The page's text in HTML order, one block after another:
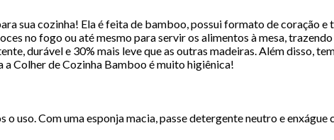
sua cozinha! Ela é feita de bamboo, possui formato de coração
no fogo ou até mesmo para servir os alimentos à mesa,
durável e 30% mais leve que as outras madeiras. Além disso,
a Colher de Cozinha Bamboo é muito higiênica!
uso. Com uma esponja macia, passe detergente neutro e enxágue